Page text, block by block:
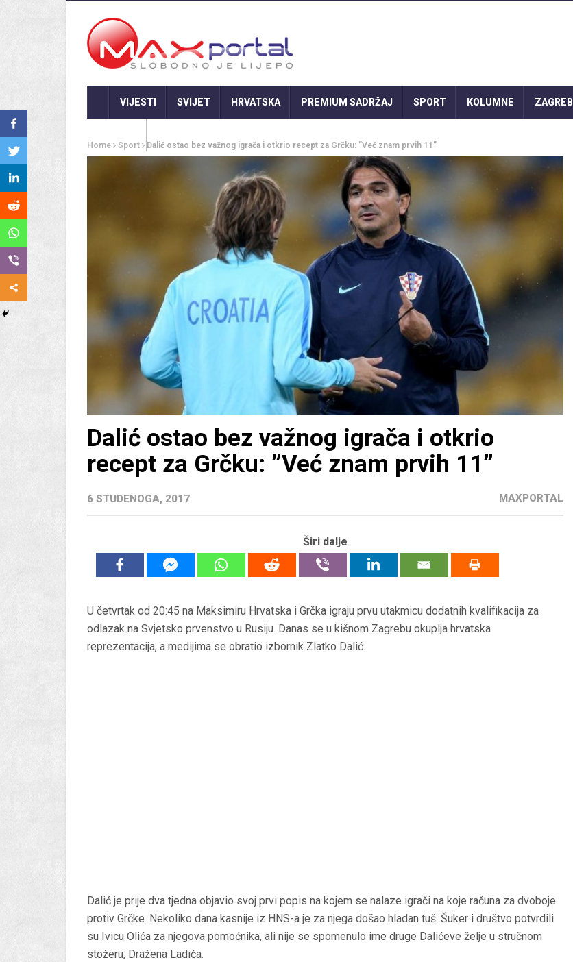
VIJESTI SVIJET HRVATSKA PREMIUM SADRŽAJ SPORT KOLUMNE ZAGREB
Home Sport Dalić ostao bez važnog igrača i otkrio recept za Grčku: ”Već znam prvih 11”
Dalić ostao bez važnog igrača i otkrio
recept za Grčku: ”Već znam prvih 11”
6 STUDENOGA, 2017 MAXPORTAL
Širi dalje
U četvrtak od 20:45 na Maksimiru Hrvatska i Grčka igraju prvu utakmicu dodatnih kvalifikacija za
odlazak na Svjetsko prvenstvo u Rusiju. Danas se u kišnom Zagrebu okuplja hrvatska
reprezentacija, a medijima se obratio izbornik Zlatko Dalić.
Dalić je prije dva tjedna objavio svoj prvi popis na kojem se nalaze igrači na koje računa za dvoboje
protiv Grčke. Nekoliko dana kasnije iz HNS-a je za njega došao hladan tuš. Šuker i društvo potvrdili
su Ivicu Olića za njegova pomoćnika, ali nije se spomenulo ime druge Dalićeve želje u stručnom
stožeru, Dražena Ladića.